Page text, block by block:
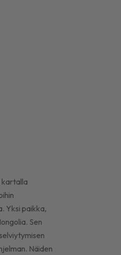
kartalla
Yksi paikka,
Sen
Näiden